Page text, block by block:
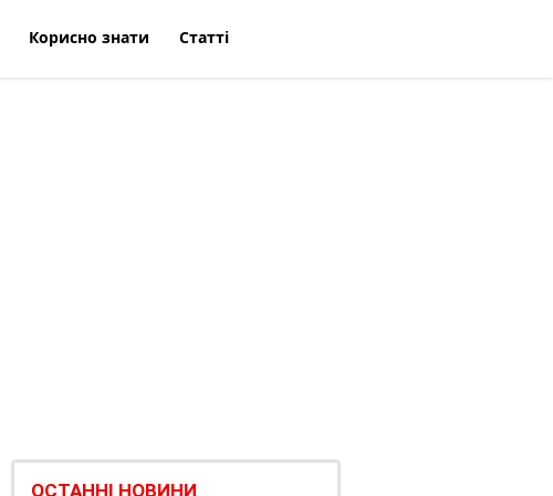
Корисно знати Статті
ОСТАННІ НОВИНИ